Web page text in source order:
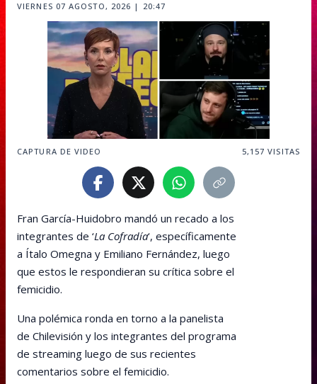
VIERNES 07 AGOSTO, 2026 | 20:47
CAPTURA DE VIDEO 5,157 VISITAS
Fran García-Huidobro mandó un recado a los
integrantes de ‘La Cofradía‘, específicamente
a Ítalo Omegna y Emiliano Fernández, luego
que estos le respondieran su crítica sobre el
femicidio.
Una polémica ronda en torno a la panelista
de Chilevisión y los integrantes del programa
de streaming luego de sus recientes
comentarios sobre el femicidio.